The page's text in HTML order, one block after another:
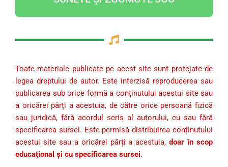
Toate materiale publicate pe acest site sunt protejate de
legea dreptului de autor. Este interzisă reproducerea sau
publicarea sub orice formă a conținutului acestui site sau
a oricărei părți a acestuia, de către orice persoană fizică
sau juridică, fără acordul scris al autorului, cu sau fără
specificarea sursei. Este permisă distribuirea conținutului
acestui site sau a oricărei părți a acestuia,doar în scop
educațional și cu specificarea sursei.